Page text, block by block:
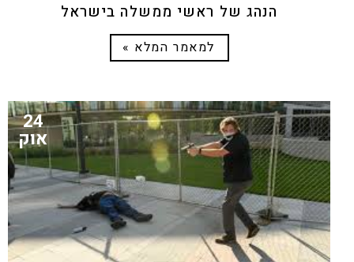
הנהג של ראשי ממשלה בישראל
למאמר המלא »
24
אוק